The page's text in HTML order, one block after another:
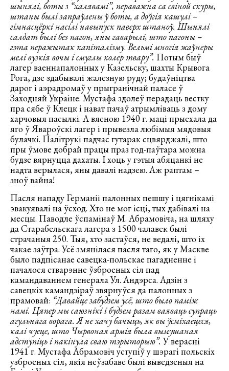
шынялі, боты з “халявамі”, пераважна са свіной скуры,
штаны былі запраўлены ў боты, а доўгія кашулі –
гімнасцёркі насілі навыпуск паверх штаноў. Шынялі
салдат былі без пагон, яны гаварылі, што пагоны –
гэта перажытак капіталізму.Вельмі многія жаўнеры
мелі вузкія вочы і смуглы колер твару”. Потым быў
лагер ваеннапалонных у Казельску; шахты Крывога
Рога, дзе здабывалі жалезную руду; будаўніцтва
дарог і аэрадромаў у прыгранічнай паласе ў
Заходняй Украіне. Мустафа здолеў перадаць вестку
пра сябе ў Клецк і нават пачаў атрымліваць з дому
харчовыя пасылкі. А вясною 1940 г. маці прыехала да
яго ў Явароўскі лагер і прывезла любімыя мядовыя
булачкі. Палітрукі падчас гутарак сцвярджалі, што
пры ўмове добрай працы праз год-паўтара можна
будзе вярнуцца дахаты. І хоць у гэтыя абяцанкі не
надта верылася, яны давалі надзею. Аж раптам –
зноў вайна!
Пасля нападу Германіі палонных пешшу і цягнікамі
эвакуявалі на ўсход. Хто не мог ісці, тых дабівалі на
месцы. Паводле ўспамінаў М. Абрамовіча, на шляху
да Старабельскага лагера з 1500 чалавек былі
страчаныя 250. Тыя, хто застаўся, не ведалі, што іх
чакае заўтра. Усё змянілася пасля таго, як у Маскве
было падпісанае савецка-польскае пагадненне і
пачалося стварэнне ўзброеных сіл пад
камандаваннем генерала Ул. Андэрса. Адзін з
савецкіх камандзіраў звярнуўся да палонных з
прамовай: “Давайце забудзем усё, што было паміж
намі. Цяпер мы саюзнікі і будзем разам ваяваць супраць
агульнага ворага. Я не хачу бачыць, як вы ўсміхаецеся,
калі чуеце, што Чырвоная армія была вымушаная
адступіць і пакінула сваю тэрыторыю”.У верасні
1941 г. Мустафа Абрамовіч уступіў у шэрагі польскіх
узброеных сіл, якія неўзабаве былі выведзеныя на